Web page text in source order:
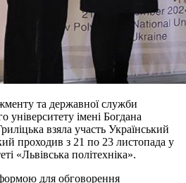
та державної служби
університету імені Богдана
взяла участь Український
проходив з 21 по 23 листопада у
«Львівська політехніка».
для обговорення